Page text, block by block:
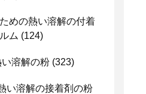
めの熱い溶解の付着
ム (124)
い溶解の粉 (323)
い溶解の接着剤の粉